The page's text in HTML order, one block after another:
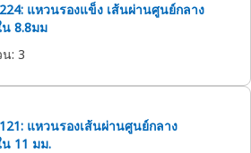
แหวนรองแข็ง เส้นผ่านศูนย์กลาง
8.8มม
น: 3
แหวนรองเส้นผ่านศูนย์กลาง
11 มม.